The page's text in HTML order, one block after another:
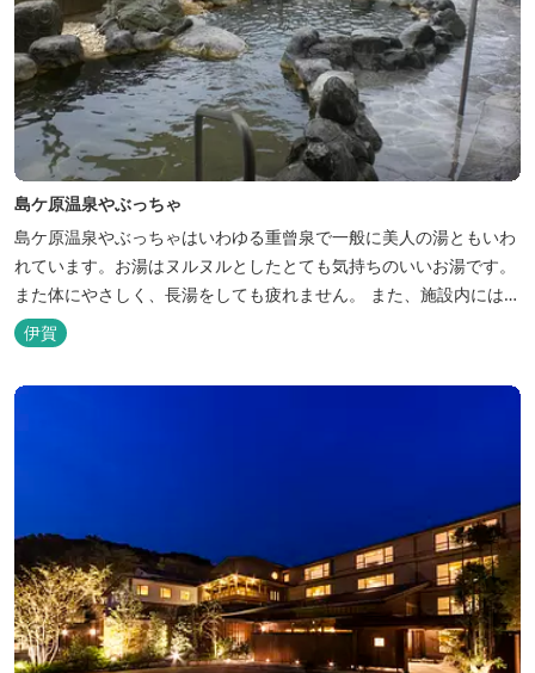
島ケ原温泉やぶっちゃ
島ケ原温泉やぶっちゃはいわゆる重曾泉で一般に美人の湯ともいわ
れています。お湯はヌルヌルとしたとても気持ちのいいお湯です。
また体にやさしく、長湯をしても疲れません。 また、施設内にはオ
ートキャンプ場、デイキャンプ場、テニスコート、水遊び場（夏季
限定）、こんにゃくやパン作りの体験できる工房などがあります。
木津川（鯛ケ瀬）のほとりにある美しい自然を生かしたオートキャ
伊賀